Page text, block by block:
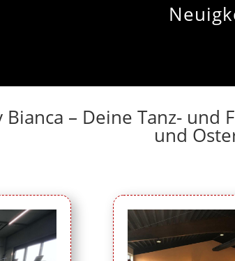
Bianca – Deine Tanz-
und